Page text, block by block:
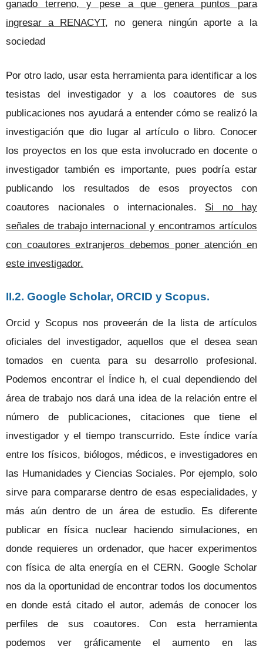
ganado terreno, y pese a que genera puntos para
ingresar a RENACYT, no genera ningún aporte a la
sociedad
Por otro lado, usar esta herramienta para identificar a los
tesistas del investigador y a los coautores de sus
publicaciones nos ayudará a entender cómo se realizó la
investigación que dio lugar al artículo o libro. Conocer
los proyectos en los que esta involucrado en docente o
investigador también es importante, pues podría estar
publicando los resultados de esos proyectos con
coautores nacionales o internacionales. Si no hay
señales de trabajo internacional y encontramos artículos
con coautores extranjeros debemos poner atención en
este investigador.
II.2. Google Scholar, ORCID y Scopus.
Orcid y Scopus nos proveerán de la lista de artículos
oficiales del investigador, aquellos que el desea sean
tomados en cuenta para su desarrollo profesional.
Podemos encontrar el Índice h, el cual dependiendo del
área de trabajo nos dará una idea de la relación entre el
número de publicaciones, citaciones que tiene el
investigador y el tiempo transcurrido. Este índice varía
entre los físicos, biólogos, médicos, e investigadores en
las Humanidades y Ciencias Sociales. Por ejemplo, solo
sirve para compararse dentro de esas especialidades, y
más aún dentro de un área de estudio. Es diferente
publicar en física nuclear haciendo simulaciones, en
donde requieres un ordenador, que hacer experimentos
con física de alta energía en el CERN. Google Scholar
nos da la oportunidad de encontrar todos los documentos
en donde está citado el autor, además de conocer los
perfiles de sus coautores. Con esta herramienta
podemos ver gráficamente el aumento en las